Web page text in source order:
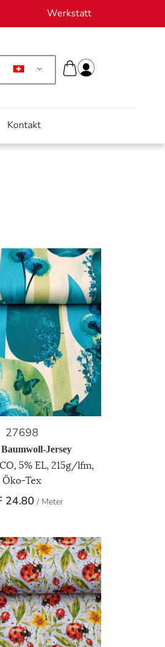
Werkstatt
Kontakt
27698
Baumwoll-Jersey
5% EL, 215g/lfm,
Öko-Tex
24.80 / Meter